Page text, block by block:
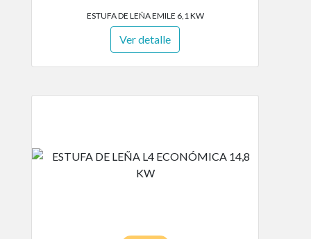
ESTUFA DE LEÑA EMILE 6,1 KW
Ver detalle